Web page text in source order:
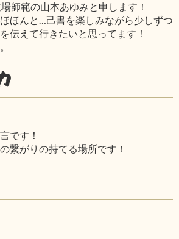
師範の山本あゆみと申します！
ほんと…己書を楽しみながら少しずつ
伝えて行きたいと思ってます！
です！
繋がりの持てる場所です！